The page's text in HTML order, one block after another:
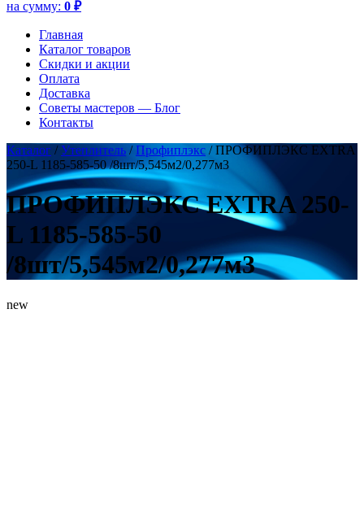
на сумму: 0 ₽
Главная
Каталог товаров
Скидки и акции
Оплата
Доставка
Советы мастеров — Блог
Контакты
Каталог /Утеплитель /Профиплэкс / ПРОФИПЛЭКС EXTRA
250-L 1185-585-50 /8шт/5,545м2/0,277м3
ПРОФИПЛЭКС EXTRA 250-
L 1185-585-50
/8шт/5,545м2/0,277м3
new